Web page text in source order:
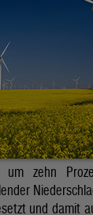
um zehn
und damit